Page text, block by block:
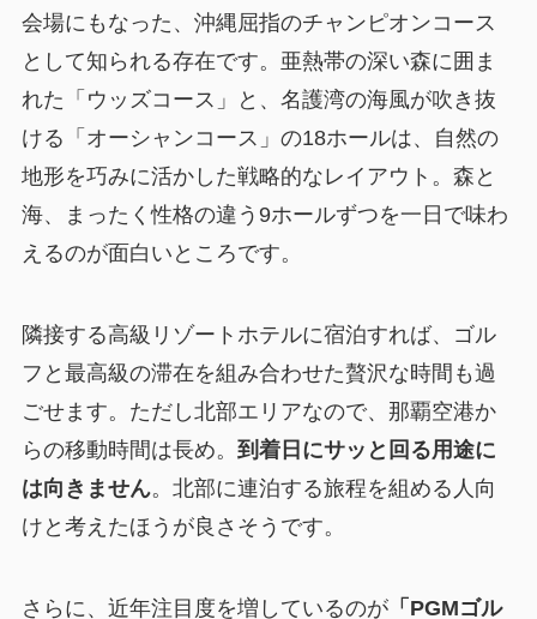
会場にもなった、沖縄屈指のチャンピオンコース
として知られる存在です。亜熱帯の深い森に囲ま
れた「ウッズコース」と、名護湾の海風が吹き抜
ける「オーシャンコース」の18ホールは、自然の
地形を巧みに活かした戦略的なレイアウト。森と
海、まったく性格の違う9ホールずつを一日で味わ
えるのが面白いところです。
隣接する高級リゾートホテルに宿泊すれば、ゴル
フと最高級の滞在を組み合わせた贅沢な時間も過
ごせます。ただし北部エリアなので、那覇空港か
らの移動時間は長め。 到着日にサッと回る用途に
は向きません。北部に連泊する旅程を組める人向
けと考えたほうが良さそうです。
さらに、近年注目度を増しているのが「PGMゴル